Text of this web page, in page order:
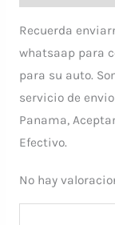
Recuerda
whatsaap para
para su auto.
servicio de
Panama,
Efectivo.
No hay